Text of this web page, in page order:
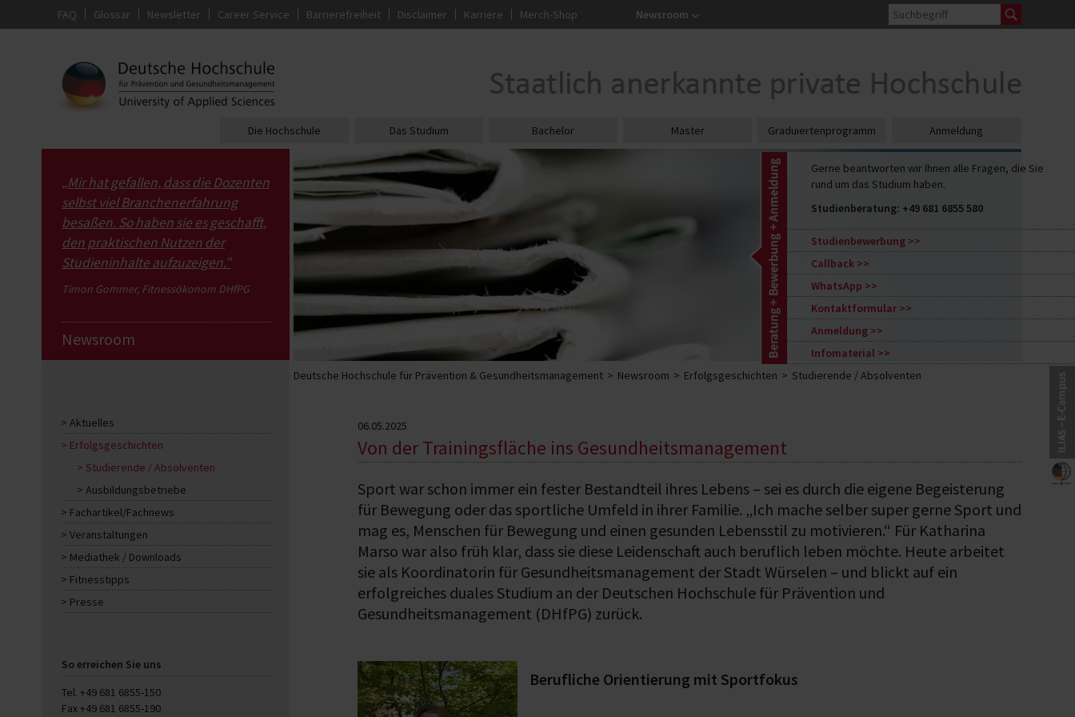
Gerne beantworten wir Ihnen alle Fragen, die Sie
rund um das Studium haben.
Studienberatung: +49 681 6855 580
Studienbewerbung
Callback
WhatsApp
Kontaktformular
Anmeldung
Infomaterial
FAQ Glossar Newsletter Career Service Barrierefreiheit Disclaimer Karriere Merch-Shop Newsroom
Die Hochschule Das Studium Bachelor Master Graduiertenprogramm Anmeldung
„Mir hat gefallen, dass die Dozenten
selbst viel Branchenerfahrung
besaßen. So haben sie es geschafft,
den praktischen Nutzen der
Studieninhalte aufzuzeigen.”
Timon Gommer, Fitnessökonom DHfPG
Newsroom
Aktuelles
Erfolgsgeschichten
Studierende / Absolventen
Ausbildungsbetriebe
Fachartikel/Fachnews
Veranstaltungen
Mediathek / Downloads
Fitnesstipps
Presse
So erreichen Sie uns
Tel. +49 681 6855-150
Fax +49 681 6855-190
Deutsche Hochschule für Prävention & Gesundheitsmanagement Newsroom Erfolgsgeschichten Studierende / Absolventen
06.05.2025
Von der Trainingsfläche ins Gesundheitsmanagement
Sport war schon immer ein fester Bestandteil ihres Lebens – sei es durch die eigene Begeisterung
für Bewegung oder das sportliche Umfeld in ihrer Familie. „Ich mache selber super gerne Sport und
mag es, Menschen für Bewegung und einen gesunden Lebensstil zu motivieren.“ Für Katharina
Marso war also früh klar, dass sie diese Leidenschaft auch beruflich leben möchte. Heute arbeitet
sie als Koordinatorin für Gesundheitsmanagement der Stadt Würselen – und blickt auf ein
erfolgreiches duales Studium an der Deutschen Hochschule für Prävention und
Gesundheitsmanagement (DHfPG) zurück.
Berufliche Orientierung mit Sportfokus